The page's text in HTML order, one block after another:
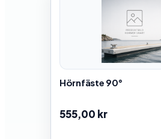
Hörnfäste 90°
555,00 kr